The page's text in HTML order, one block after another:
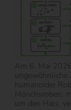
Am 6. Mai
ungewöhnliche
humanoider
Mönchsroben,
um den Hals,